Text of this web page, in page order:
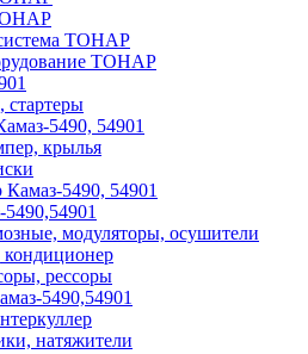
ТОНАР
ТОНАР
стартеры
5490, 54901
крылья
5490, 54901
модуляторы, осушители
рессоры
5490,54901
натяжители